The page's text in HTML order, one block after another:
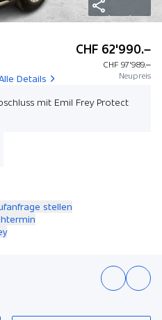
Details
CHF 62'990.–
CHF 97'989.–
Neupreis
mit Emil Frey Protect
stellen